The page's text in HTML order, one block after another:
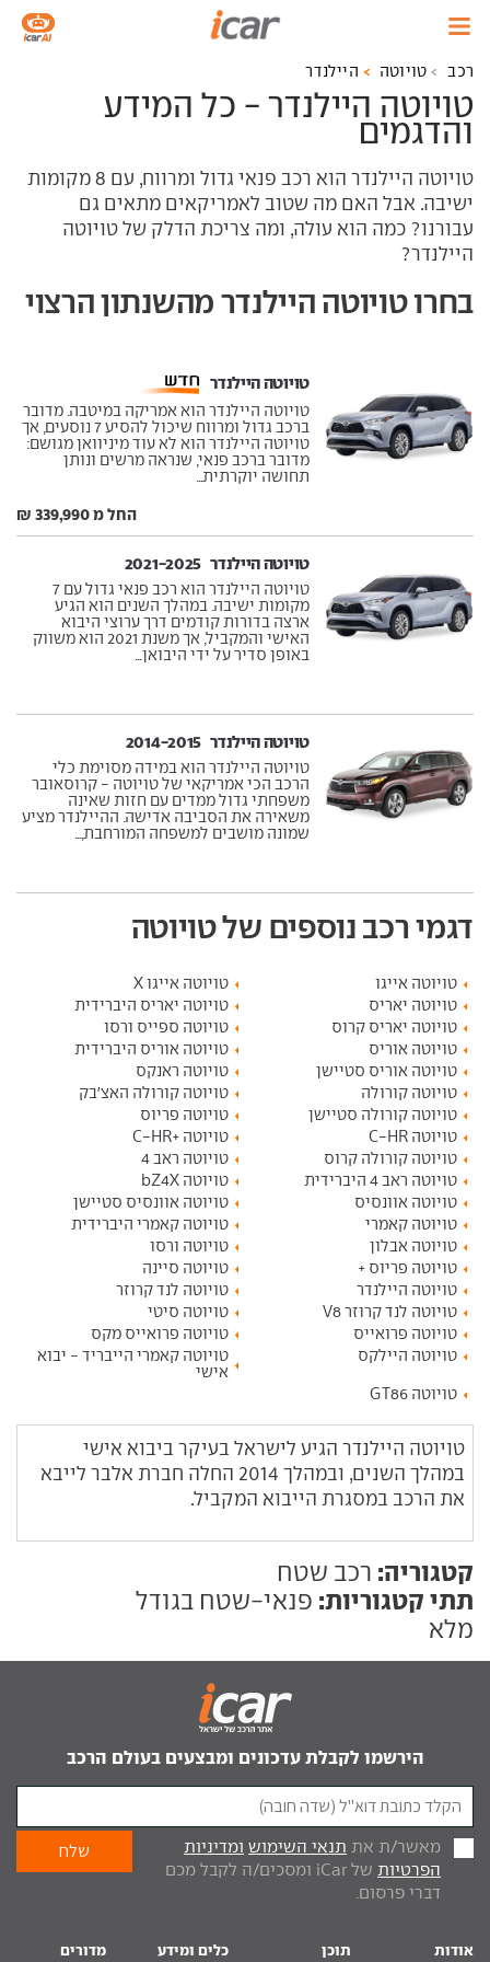
רכב טויוטה היילנדר
טויוטה היילנדר - כל המידע
והדגמים
טויוטה היילנדר הוא רכב פנאי גדול ומרווח, עם 8 מקומות
ישיבה. אבל האם מה שטוב לאמריקאים מתאים גם
עבורנו? כמה הוא עולה, ומה צריכת הדלק של טויוטה
היילנדר?
בחרו טויוטה היילנדר מהשנתון הרצוי
טויוטה היילנדר ‏
טויוטה היילנדר הוא אמריקה במיטבה. מדובר
ברכב גדול ומרווח שיכול להסיע 7 נוסעים, אך
טויוטה היילנדר הוא לא עוד מיניוואן מגושם:
מדובר ברכב פנאי, שנראה מרשים ונותן
תחושה יוקרתית...
החל מ 339,990 ₪
טויוטה היילנדר ‏ 2021-2025
טויוטה היילנדר הוא רכב פנאי גדול עם 7
מקומות ישיבה. במהלך השנים הוא הגיע
ארצה בדורות קודמים דרך ערוצי היבוא
האישי והמקביל, אך משנת 2021 הוא משווק
באופן סדיר על ידי היבואן...
טויוטה היילנדר ‏ 2014-2015
טויוטה היילנדר הוא במידה מסוימת כלי
הרכב הכי אמריקאי של טויוטה - קרוסאובר
משפחתי גדול ממדים עם חזות שאינה
משאירה את הסביבה אדישה. ההיילנדר מציע
שמונה מושבים למשפחה המורחבת,...
דגמי רכב נוספים של טויוטה
טויוטה אייגו
טויוטה אייגו X
טויוטה יאריס
טויוטה יאריס היברידית
טויוטה יאריס קרוס
טויוטה ספייס ורסו
טויוטה אוריס
טויוטה אוריס היברידית
טויוטה אוריס סטיישן
טויוטה ראנקס
טויוטה קורולה
טויוטה קורולה האצ'בק
טויוטה קורולה סטיישן
טויוטה פריוס
טויוטה C-HR
טויוטה +C-HR
טויוטה קורולה קרוס
טויוטה ראב 4
טויוטה ראב 4 היברידית
טויוטה bZ4X
טויוטה אוונסיס
טויוטה אוונסיס סטיישן
טויוטה קאמרי
טויוטה קאמרי היברידית
טויוטה אבלון
טויוטה ורסו
טויוטה פריוס +
טויוטה סיינה
טויוטה היילנדר
טויוטה לנד קרוזר
טויוטה לנד קרוזר V8
טויוטה סיטי
טויוטה פרואייס
טויוטה פרואייס מקס
טויוטה היילקס
טויוטה קאמרי הייבריד - יבוא
אישי
טויוטה GT86
טויוטה היילנדר הגיע לישראל בעיקר ביבוא אישי
במהלך השנים, ובמהלך 2014 החלה חברת אלבר לייבא
את הרכב במסגרת הייבוא המקביל.
קטגוריה: רכב שטח
תתי קטגוריות: פנאי-שטח בגודל
מלא
הירשמו לקבלת עדכונים ומבצעים בעולם הרכב
מאשר/ת את תנאי השימוש ומדיניות
הפרטיות
של iCar ומסכים/ה לקבל מכם
דברי פרסום.
אודות תוכן כלים ומידע מדורים